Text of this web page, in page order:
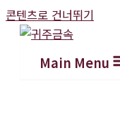
콘텐츠로 건너뛰기
Main Menu